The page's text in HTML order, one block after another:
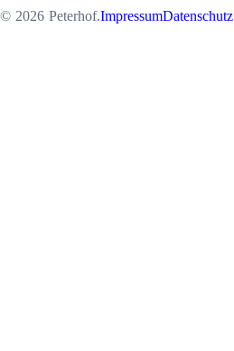
© 2026 Peterhof.ImpressumDatenschutz